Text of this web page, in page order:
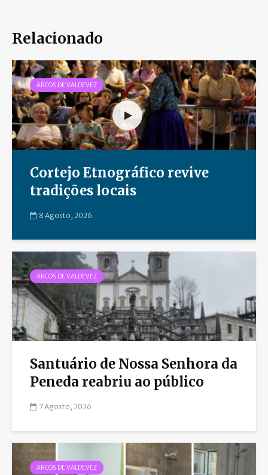
Relacionado
ARCOS DE VALDEVEZ
Cortejo Etnográfico revive
tradições locais
8 Agosto, 2026
ARCOS DE VALDEVEZ
Santuário de Nossa Senhora da
Peneda reabriu ao público
7 Agosto, 2026
ARCOS DE VALDEVEZ